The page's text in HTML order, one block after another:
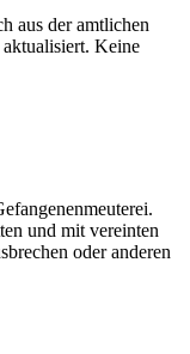
aus der amtlichen
Keine
und mit vereinten
oder anderen